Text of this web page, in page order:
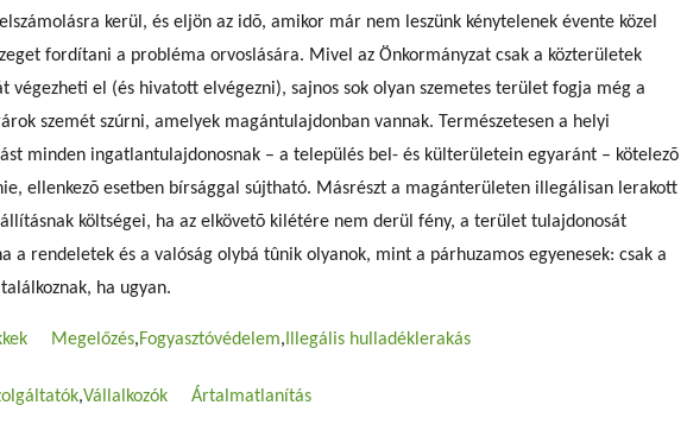
kerül, és eljön az idõ, amikor már nem leszünk kénytelenek évente közel
fordítani a probléma orvoslására. Mivel az Önkormányzat csak a közterületek
végezheti el (és hivatott elvégezni), sajnos sok olyan szemetes terület fogja még a
szemét szúrni, amelyek magántulajdonban vannak. Természetesen a helyi
minden ingatlantulajdonosnak – a település bel- és külterületein egyaránt – kötelezõ
ellenkezõ esetben bírsággal sújtható. Másrészt a magánterületen illegálisan lerakott
költségei, ha az elkövetõ kilétére nem derül fény, a terület tulajdonosát
a rendeletek és a valóság olybá tûnik olyanok, mint a párhuzamos egyenesek: csak a
ha ugyan.
Megelőzés Fogyasztóvédelem Illegális hulladéklerakás
Vállalkozók Ártalmatlanítás